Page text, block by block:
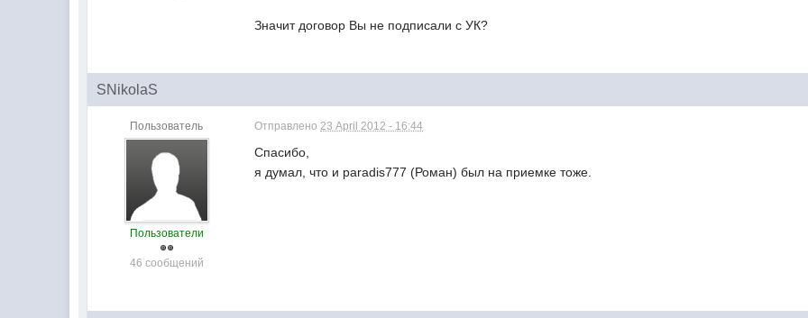
Значит договор Вы не подписали с УК?
SNikolaS
Пользователь
Пользователи
46 сообщений
Отправлено23 April 2012 - 16:44
Спасибо,
я думал, что и paradis777 (Роман) был на приемке тоже.